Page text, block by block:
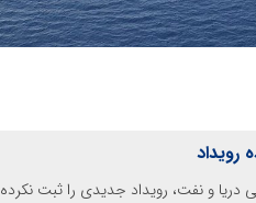
دریا و نفت، رویداد جدیدی را ثبت نکرده